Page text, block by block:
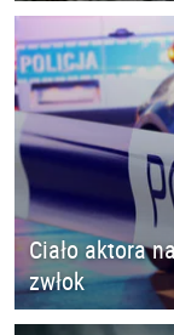
Ciało aktora
zwłok